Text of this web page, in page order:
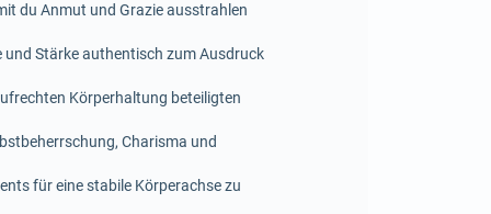
du Anmut und Grazie ausstrahlen
und Stärke authentisch zum Ausdruck
Körperhaltung beteiligten
Charisma und
für eine stabile Körperachse zu